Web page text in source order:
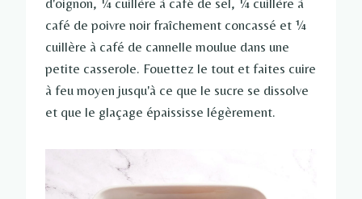
d'oignon, ¼ cuillère à café de sel, ¼ cuillère à
café de poivre noir fraîchement concassé et ¼
cuillère à café de cannelle moulue dans une
petite casserole. Fouettez le tout et faites cuire
à feu moyen jusqu'à ce que le sucre se dissolve
et que le glaçage épaississe légèrement.